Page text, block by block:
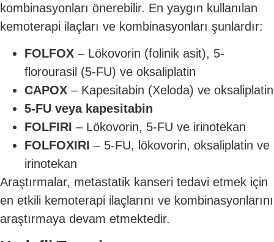
kombinasyonları önerebilir. En yaygın kullanılan
kemoterapi ilaçları ve kombinasyonları şunlardır:
FOLFOX – Lökovorin (folinik asit), 5-
florourasil (5-FU) ve oksaliplatin
CAPOX – Kapesitabin (Xeloda) ve oksaliplatin
5-FU veya kapesitabin
FOLFIRI – Lökovorin, 5-FU ve irinotekan
FOLFOXIRI – 5-FU, lökovorin, oksaliplatin ve
irinotekan
Araştırmalar, metastatik kanseri tedavi etmek için
en etkili kemoterapi ilaçlarını ve kombinasyonlarını
araştırmaya devam etmektedir.